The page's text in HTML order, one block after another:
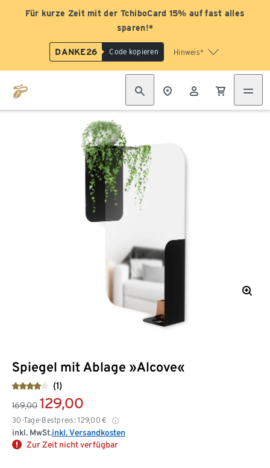
Für kurze Zeit mit der TchiboCard 15% auf fast alles
sparen!*
DANKE26 Code kopieren Hinweis*
Spiegel mit Ablage »Alcove«
(1)
169,00 129,00
30-Tage-Bestpreis: 129,00 €
inkl. MwSt.inkl. Versandkosten
Zur Zeit nicht verfügbar